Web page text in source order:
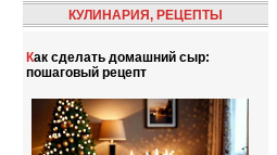
КУЛИНАРИЯ, РЕЦЕПТЫ
Как сделать домашний сыр:
пошаговый рецепт